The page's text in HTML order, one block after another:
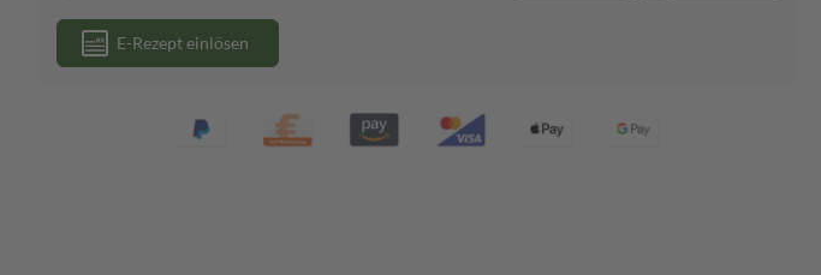
E-Rezept einlösen